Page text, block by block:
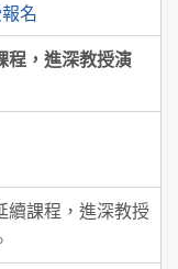
名
程，進深教授演
續課程，進深教授